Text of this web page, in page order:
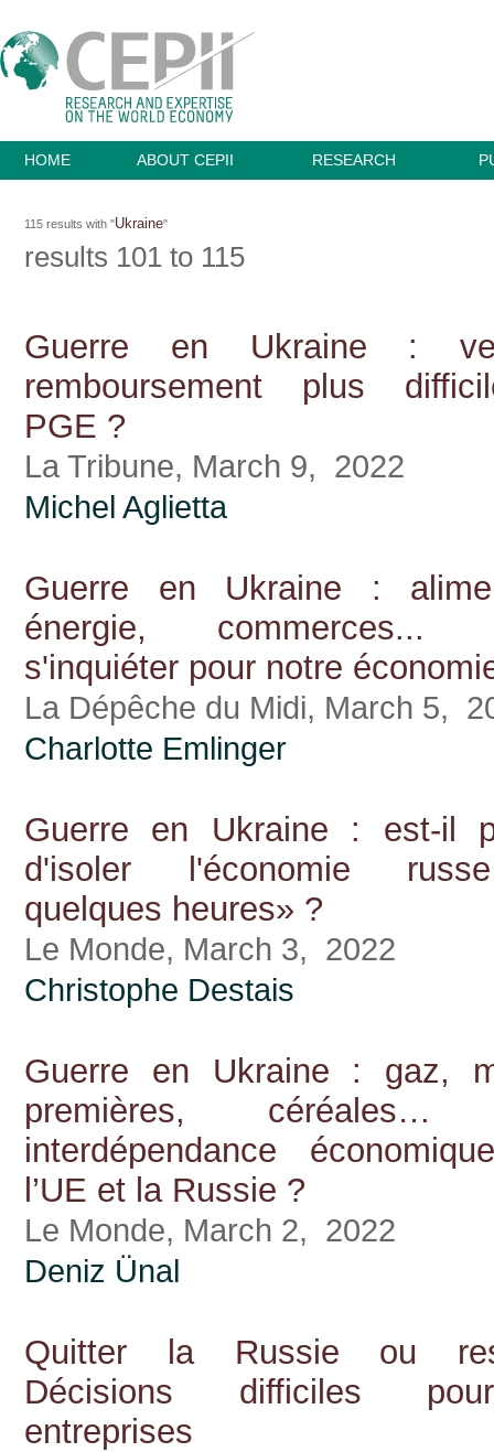
HOME ABOUT CEPII RESEARCH
115 results with "Ukraine"
results 101 to 115
Guerre en Ukraine :
remboursement plus
PGE ?
La Tribune, March 9, 2022
Michel Aglietta
Guerre en Ukraine :
énergie, commerces...
s'inquiéter pour notre
La Dépêche du Midi, March 5,
Charlotte Emlinger
Guerre en Ukraine : est-il
d'isoler l'économie
quelques heures» ?
Le Monde, March 3, 2022
Christophe Destais
Guerre en Ukraine : gaz,
premières, céréales…
interdépendance
l’UE et la Russie ?
Le Monde, March 2, 2022
Deniz Ünal
Quitter la Russie ou
Décisions difficiles
entreprises